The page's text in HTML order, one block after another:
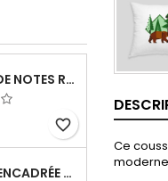
CARNET DE NOTES RENARD
favorite_border
AFFICHE ENCADRÉE THE ADVENTURE BEGINS
Ce